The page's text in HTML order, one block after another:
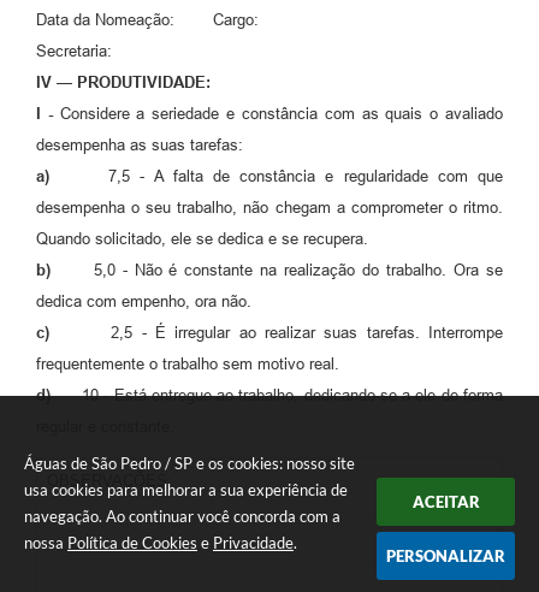
Águas de São Pedro / SP e os cookies: nosso site
usa cookies para melhorar a sua experiência de
navegação. Ao continuar você concorda com a
nossa Política de Cookies e Privacidade.
ACEITAR
PERSONALIZAR
Data da Nomeação: Cargo:
Secretaria:
IV — PRODUTIVIDADE:
I -Considere a seriedade e constância com as quais o avaliado
desempenha as suas tarefas:
a) 7,5 - A falta de constância e regularidade com que
desempenha o seu trabalho, não chegam a comprometer o ritmo.
Quando solicitado, ele se dedica e se recupera.
b) 5,0 - Não é constante na realização do trabalho. Ora se
dedica com empenho, ora não.
c) 2,5 - É irregular ao realizar suas tarefas. Interrompe
frequentemente o trabalho sem motivo real.
d)10 - Está entregue ao trabalho, dedicando-se a ele de forma
OBSERVAÇÕES: